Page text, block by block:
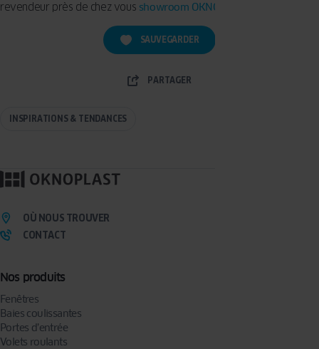
revendeur près de chez vous showroom OKNOPLAST >>
SAUVEGARDER
PARTAGER
INSPIRATIONS & TENDANCES
Nos produits
Fenêtres
Baies coulissantes
Portes d’entrée
Volets roulants
OÙ NOUS TROUVER
CONTACT